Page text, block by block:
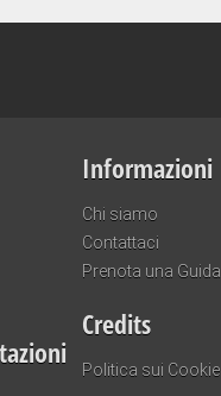
Informazioni
Chi siamo
Contattaci
Prenota una Guida
Credits
Politica sui Cookie